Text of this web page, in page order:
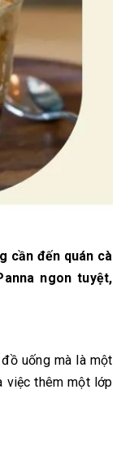
cần đến quán cà
ngon tuyệt,
uống mà là một
việc thêm một lớp
giá một loại bột cà
phê nguyên chất
ngon
10/06/2026